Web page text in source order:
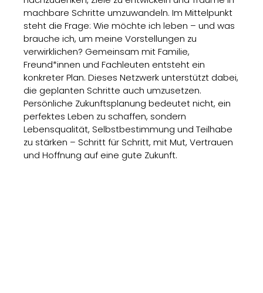
machbare Schritte umzuwandeln. Im Mittelpunkt
steht die Frage: Wie möchte ich leben – und was
brauche ich, um meine Vorstellungen zu
verwirklichen? Gemeinsam mit Familie,
Freund*innen und Fachleuten entsteht ein
konkreter Plan. Dieses Netzwerk unterstützt dabei,
die geplanten Schritte auch umzusetzen.
Persönliche Zukunftsplanung bedeutet nicht, ein
perfektes Leben zu schaffen, sondern
Lebensqualität, Selbstbestimmung und Teilhabe
zu stärken – Schritt für Schritt, mit Mut, Vertrauen
und Hoffnung auf eine gute Zukunft.